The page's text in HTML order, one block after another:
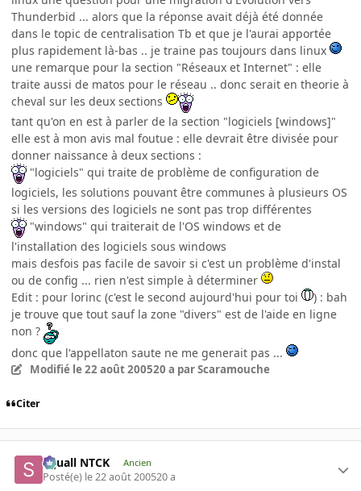
Thunderbid ... alors que la réponse avait déjà été donnée
dans le topic de centralisation Tb et que je l'aurai apportée
plus rapidement là-bas .. je traine pas toujours dans linux
une remarque pour la section "Réseaux et Internet" : elle
traite aussi de matos pour le réseau .. donc serait en theorie à
cheval sur les deux sections
tant qu'on en est à parler de la section "logiciels [windows]"
elle est à mon avis mal foutue : elle devrait être divisée pour
donner naissance à deux sections :
"logiciels" qui traite de problème de configuration de
logiciels, les solutions pouvant être communes à plusieurs OS
si les versions des logiciels ne sont pas trop différentes
"windows" qui traiterait de l'OS windows et de
l'installation des logiciels sous windows
mais desfois pas facile de savoir si c'est un problème d'instal
ou de config ... rien n'est simple à déterminer
Edit : pour lorinc (c'est le second aujourd'hui pour toi
) : bah
je trouve que tout sauf la zone "divers" est de l'aide en ligne
non ?
donc que l'appellaton saute ne me generait pas ...
Modifié le 22 août 200520 a par Scaramouche
Citer
Squall NTCK Ancien
Posté(e) le 22 août 200520 a